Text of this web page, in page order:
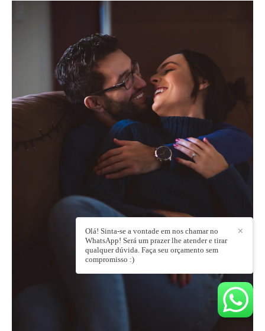
✕
Olá! Sinta-se a vontade em nos chamar no
WhatsApp! Será um prazer lhe atender e tirar
qualquer dúvida. Faça seu orçamento sem
compromisso :)